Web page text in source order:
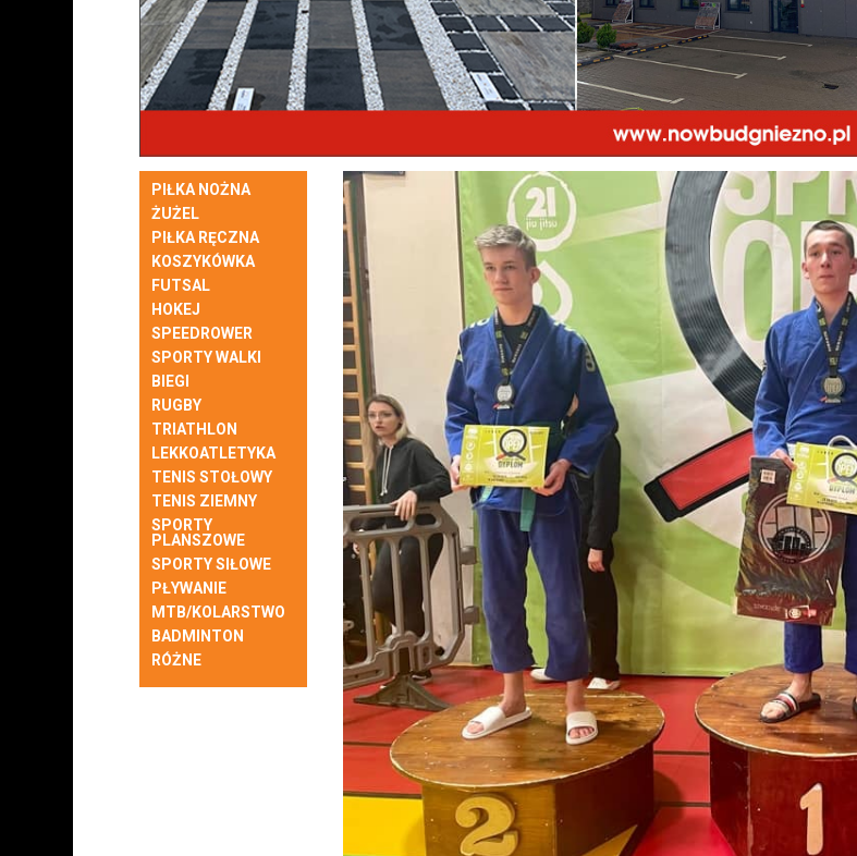
PIŁKA NOŻNA
ŻUŻEL
PIŁKA RĘCZNA
KOSZYKÓWKA
FUTSAL
HOKEJ
SPEEDROWER
SPORTY WALKI
BIEGI
RUGBY
TRIATHLON
LEKKOATLETYKA
TENIS STOŁOWY
TENIS ZIEMNY
SPORTY
PLANSZOWE
SPORTY SIŁOWE
PŁYWANIE
MTB/KOLARSTWO
BADMINTON
RÓŻNE